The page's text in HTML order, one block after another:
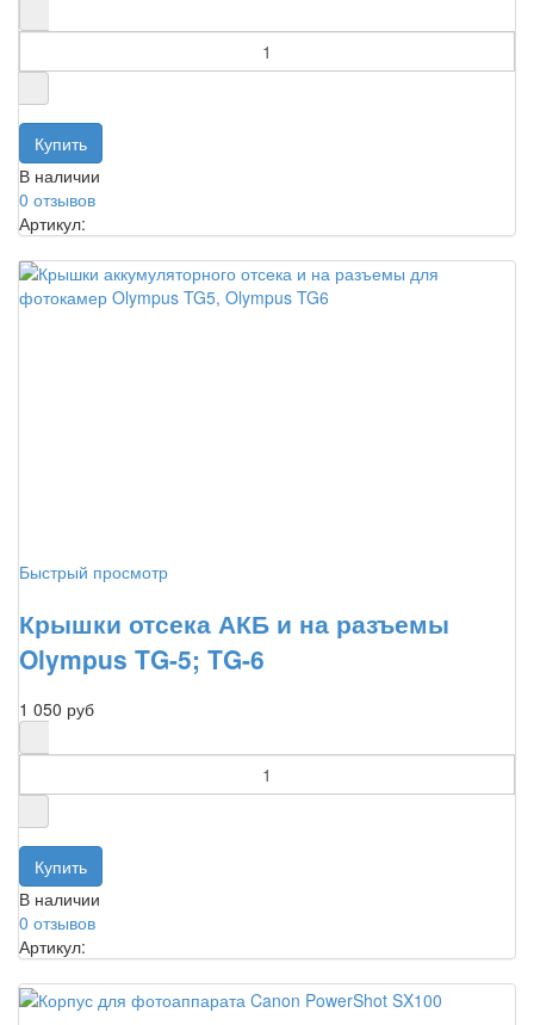
В наличии
0 отзывов
Артикул:
Быстрый просмотр
Крышки отсека АКБ и на разъемы
Olympus TG-5; TG-6
1 050 руб
В наличии
0 отзывов
Артикул: